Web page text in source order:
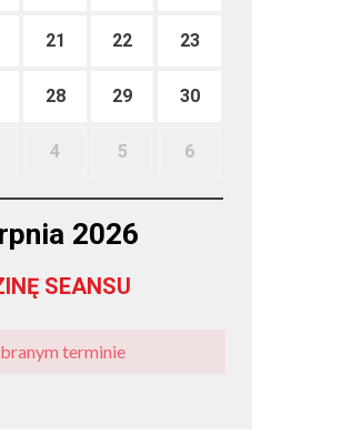
21 22 23
28 29 30
4 5 6
2026
SEANSU
terminie